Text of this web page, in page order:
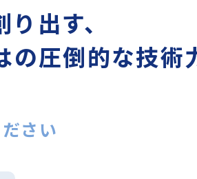
出す、
の圧倒的な技術
さい